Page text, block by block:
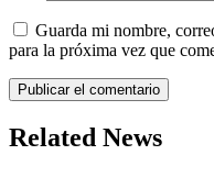
Guarda mi nombre,
para la próxima vez que
Related News